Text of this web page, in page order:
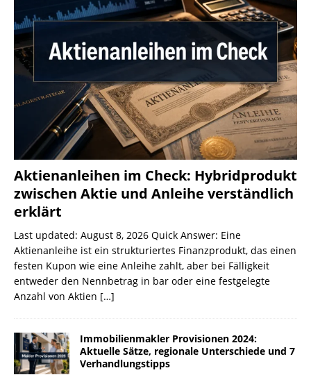
Aktienanleihen im Check: Hybridprodukt
zwischen Aktie und Anleihe verständlich
erklärt
Last updated: August 8, 2026 Quick Answer: Eine
Aktienanleihe ist ein strukturiertes Finanzprodukt, das einen
festen Kupon wie eine Anleihe zahlt, aber bei Fälligkeit
entweder den Nennbetrag in bar oder eine festgelegte
Anzahl von Aktien […]
Immobilienmakler Provisionen 2024:
Aktuelle Sätze, regionale Unterschiede und 7
Verhandlungstipps